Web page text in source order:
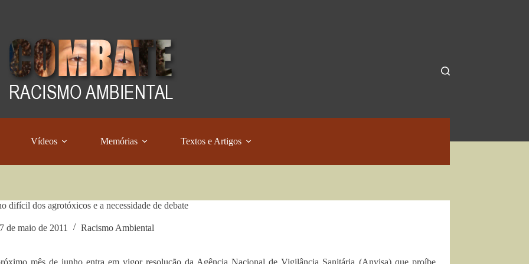
Vídeos Memórias Textos e Artigos
difícil dos agrotóxicos e a necessidade de debate
de maio de 2011 Racismo Ambiental
mês de junho entra em vigor resolução da Agência Nacional de Vigilância Sanitária (Anvisa) que proíbe